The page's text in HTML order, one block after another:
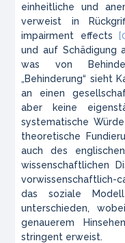
einheitliche und
verweist in
impairment effects
und auf Schädigung
was von
„Behinderung“ sieht
an einen
aber keine
systematische
theoretische
auch des
wissenschaftlichen
vorwissenschaftlich-
das soziale
unterschieden,
genauerem
stringent erweist.